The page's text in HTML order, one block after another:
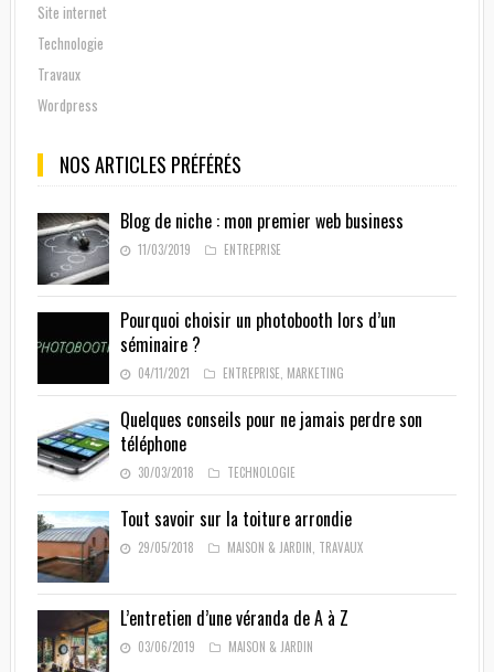
Site internet
Technologie
Travaux
Wordpress
NOS ARTICLES PRÉFÉRÉS
Blog de niche : mon premier web business
11/03/2019 ENTREPRISE
Pourquoi choisir un photobooth lors d’un
séminaire ?
04/11/2021 ENTREPRISE, MARKETING
Quelques conseils pour ne jamais perdre son
téléphone
30/03/2018 TECHNOLOGIE
Tout savoir sur la toiture arrondie
29/05/2018 MAISON & JARDIN, TRAVAUX
L’entretien d’une véranda de A à Z
03/06/2019 MAISON & JARDIN